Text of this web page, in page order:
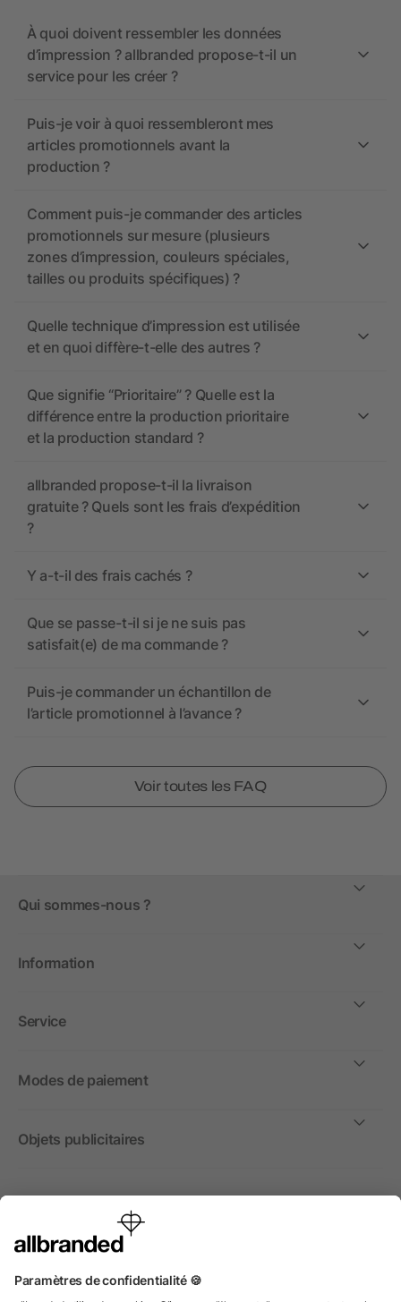
À quoi doivent ressembler les données
d’impression ? allbranded propose-t-il un
service pour les créer ?
Puis-je voir à quoi ressembleront mes
articles promotionnels avant la
production ?
Comment puis-je commander des articles
promotionnels sur mesure (plusieurs
zones d’impression, couleurs spéciales,
tailles ou produits spécifiques) ?
Quelle technique d’impression est utilisée
et en quoi diffère-t-elle des autres ?
Que signifie “Prioritaire” ? Quelle est la
différence entre la production prioritaire
et la production standard ?
allbranded propose-t-il la livraison
gratuite ? Quels sont les frais d’expédition
?
Y a-t-il des frais cachés ?
Que se passe-t-il si je ne suis pas
satisfait(e) de ma commande ?
Puis-je commander un échantillon de
l’article promotionnel à l’avance ?
Voir toutes les FAQ
Qui sommes-nous ?
Information
Service
Modes de paiement
Objets publicitaires
International